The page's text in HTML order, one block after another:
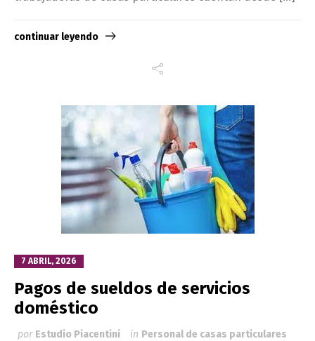
continuar leyendo
7 ABRIL, 2026
Pagos de sueldos de servicios
doméstico
por Estudio Piacentini in Personal de casas particulares